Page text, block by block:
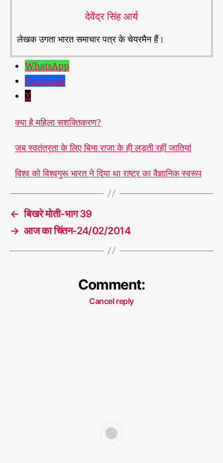
देवेंद्र सिंह आर्य
लेखक उगता भारत समाचार पत्र के चेयरमैन हैं।
WhatsApp
Facebook
X
क्या है महिला सशक्तिकरण?
जब स्वतंत्रता के लिए बिना राजा के ही लड़ती रहीं जातियां
विश्व को विश्वगुरू भारत ने दिया था राष्ट्र का वैज्ञानिक स्वरूप
← बिखरे मोती-भाग 39
→ आज का चिंतन-24/02/2014
Comment:
Cancel reply